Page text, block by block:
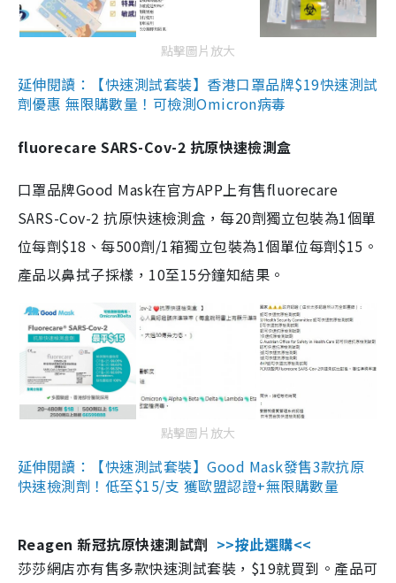
點擊圖片放大
延伸閱讀：【快速測試套裝】香港口罩品牌$19快速測試
劑優惠 無限購數量！可檢測Omicron病毒
fluorecare SARS-Cov-2 抗原快速檢測盒
口罩品牌Good Mask在官方APP上有售fluorecare
SARS-Cov-2 抗原快速檢測盒，每20劑獨立包裝為1個單
位每劑$18、每500劑/1箱獨立包裝為1個單位每劑$15。
產品以鼻拭子採樣，10至15分鐘知結果。
點擊圖片放大
延伸閱讀：【快速測試套裝】Good Mask發售3款抗原
快速檢測劑！低至$15/支 獲歐盟認證+無限購數量
Reagen 新冠抗原快速測試劑 >>按此選購<<
莎莎網店亦有售多款快速測試套裝，$19就買到。產品可